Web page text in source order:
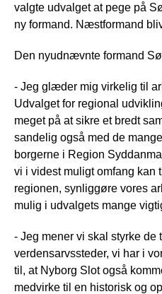
valgte udvalget at pege på
ny formand. Næstformand
Den nyudnævnte formand
- Jeg glæder mig virkelig til
Udvalget for regional
meget på at sikre et bredt
sandelig også med de
borgerne i Region
vi i videst muligt omfang kan
regionen, synliggøre vores
mulig i udvalgets mange
- Jeg mener vi skal styrke de
verdensarvssteder, vi har i
til, at Nyborg Slot også
medvirke til en historisk og